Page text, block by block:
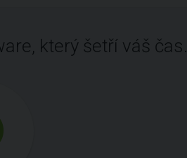
který šetří váš čas.